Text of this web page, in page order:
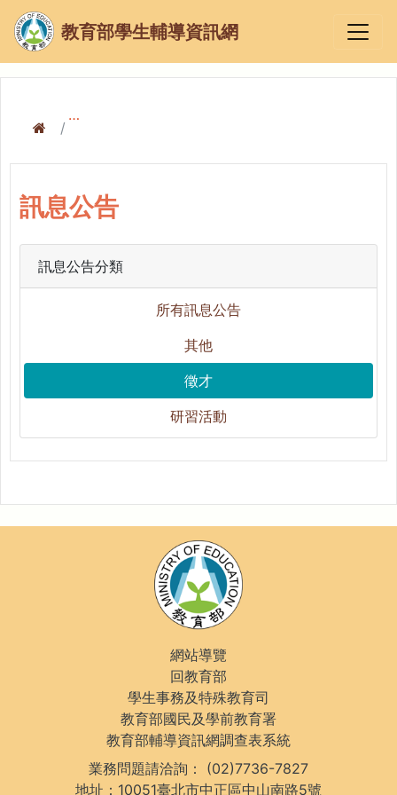
教育部學生輔導資訊網
訊息公告
訊息公告分類
所有訊息公告
其他
徵才
研習活動
網站導覽
回教育部
學生事務及特殊教育司
教育部國民及學前教育署
教育部輔導資訊網調查表系統
業務問題請洽詢： (02)7736-7827
地址：10051臺北市中正區中山南路5號